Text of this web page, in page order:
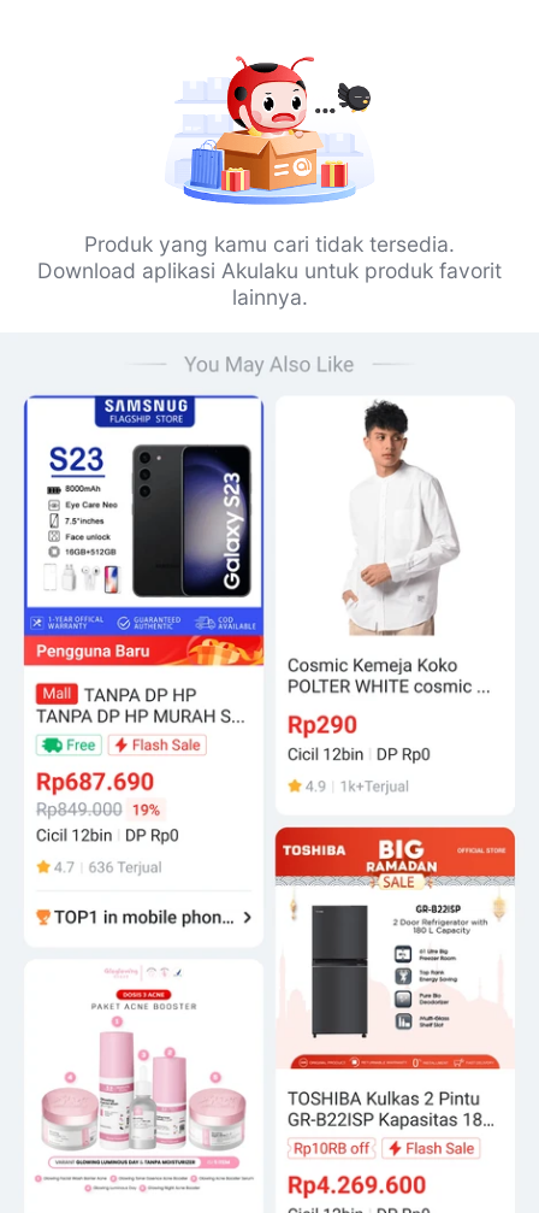
Produk yang kamu cari tidak tersedia.
Download aplikasi Akulaku untuk produk favorit
lainnya.